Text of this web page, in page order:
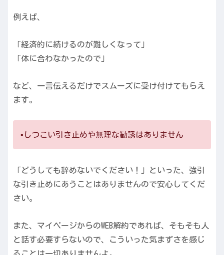
例えば、
「経済的に続けるのが難しくなって」
「体に合わなかったので」
など、一言伝えるだけでスムーズに受け付けてもらえ
ます。
▪️しつこい引き止めや無理な勧誘はありません
「どうしても辞めないでください！」といった、強引
な引き止めにあうことはありませんので安心してくだ
さい。
また、マイページからのWEB解約であれば、そもそも人
と話す必要すらないので、こういった気まずさを感じ
ることは一切ありませんよ。